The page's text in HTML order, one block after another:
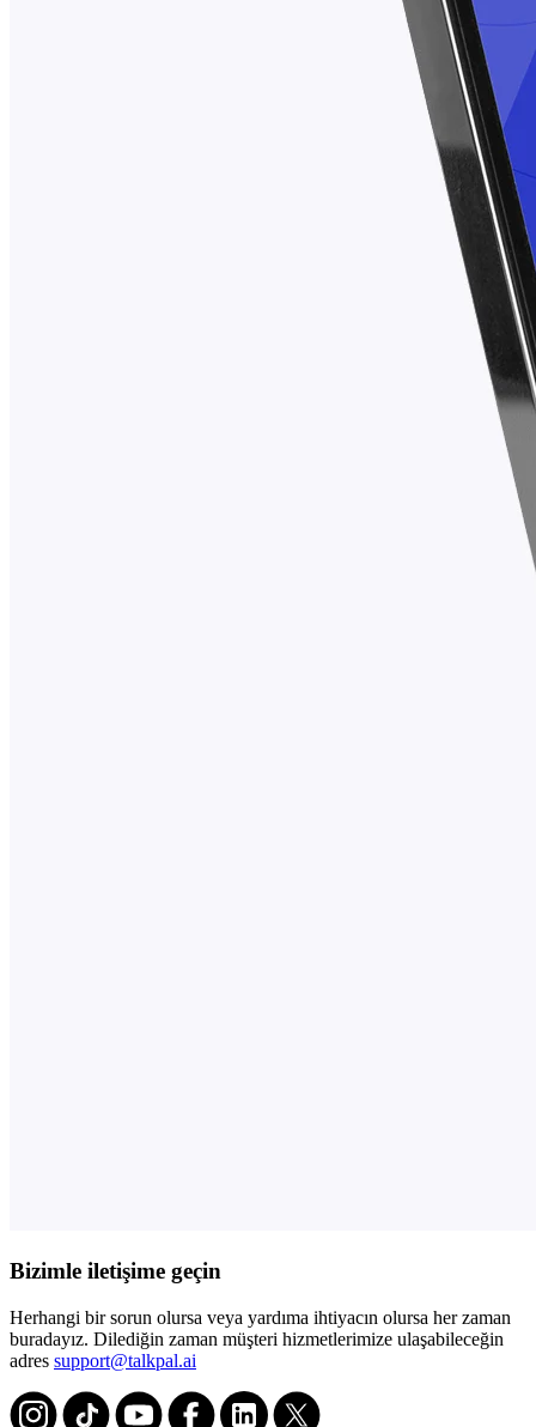
Bizimle iletişime geçin
Herhangi bir sorun olursa veya yardıma ihtiyacın olursa her zaman
buradayız. Dilediğin zaman müşteri hizmetlerimize ulaşabileceğin
adres support@talkpal.ai